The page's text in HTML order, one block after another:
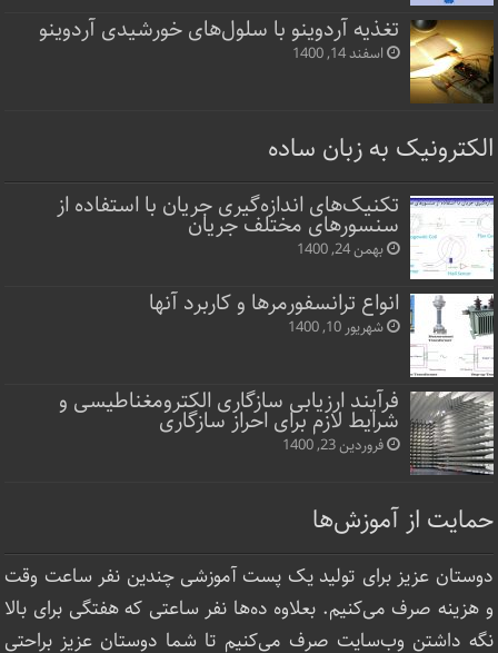
تغذیه آردوینو با سلول‌های خورشیدی آردوینو
اسفند 14, 1400
الکترونیک به زبان ساده
تکنیک‌های اندازه‌گیری جریان با استفاده از
سنسورهای مختلف جریان
بهمن 24, 1400
انواع ترانسفورمرها و کاربرد آنها
شهریور 10, 1400
فرآیند ارزیابی سازگاری الکترومغناطیسی و
شرایط لازم برای احراز سازگاری
فروردین 23, 1400
حمایت از آموزش‌ها
دوستان عزیز برای تولید یک پست آموزشی چندین نفر ساعت‌ وقت
و هزینه صرف می‌کنیم. بعلاوه ده‌ها نفر ساعتی که هفتگی برای بالا
نگه داشتن وب‌سایت صرف ‌می‌کنیم تا شما دوستان عزیز براحتی